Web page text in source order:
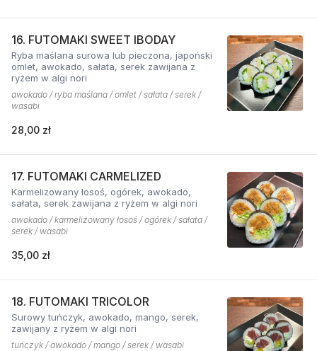
16. FUTOMAKI SWEET IBODAY
Ryba maślana surowa lub pieczona, japoński
omlet, awokado, sałata, serek zawijana z
ryżem w algi nori
awokado / ryba maślana / omlet / sałata / serek /
wasabi
28,00 zł
17. FUTOMAKI CARMELIZED
Karmelizowany łosoś, ogórek, awokado,
sałata, serek zawijana z ryżem w algi nori
awokado / karmelizowany łosoś / ogórek / sałata /
serek / wasabi
35,00 zł
18. FUTOMAKI TRICOLOR
Surowy tuńczyk, awokado, mango, serek,
zawijany z ryżem w algi nori
tuńczyk / awokado / mango / serek / wasabi